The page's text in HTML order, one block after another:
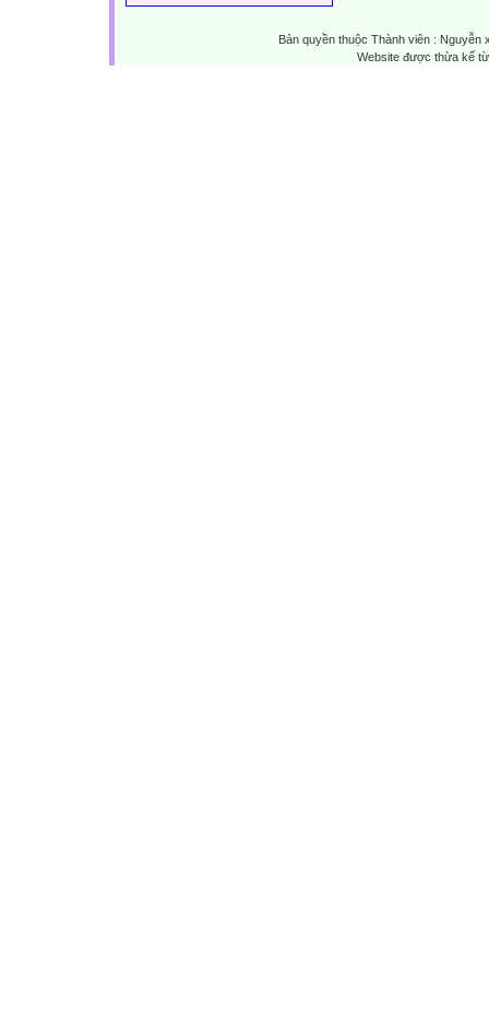
Bản quyền thuộc Thành viên :
Website được thừa kế